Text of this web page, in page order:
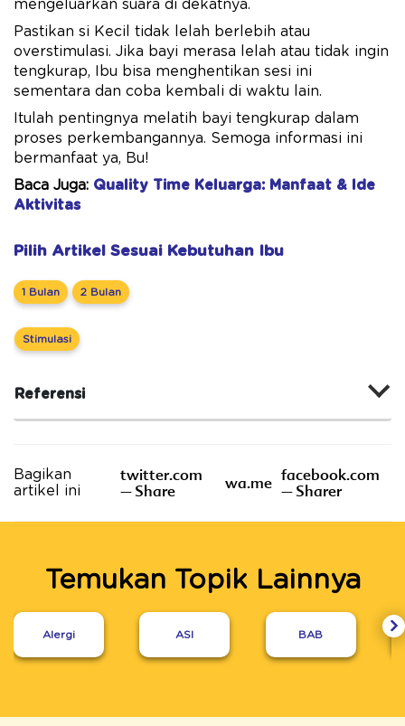
mengeluarkan suara di dekatnya.
Pastikan si Kecil tidak lelah berlebih atau
overstimulasi. Jika bayi merasa lelah atau tidak ingin
tengkurap, Ibu bisa menghentikan sesi ini
sementara dan coba kembali di waktu lain.
Itulah pentingnya melatih bayi tengkurap dalam
proses perkembangannya. Semoga informasi ini
bermanfaat ya, Bu!
Baca Juga: Quality Time Keluarga: Manfaat & Ide
Aktivitas
Pilih Artikel Sesuai Kebutuhan Ibu
1 Bulan 2 Bulan
Stimulasi
Referensi
Bagikan
artikel ini
twitter.com
– Share
wa.me facebook.com
– Sharer
Temukan Topik Lainnya
Alergi ASI BAB